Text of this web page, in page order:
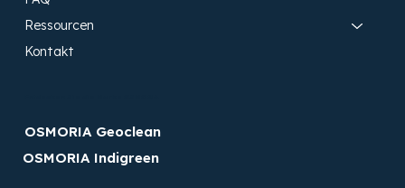
Ressourcen
Kontakt
OSMORIA Geoclean
OSMORIA Indigreen